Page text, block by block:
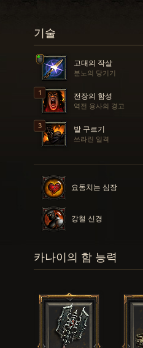
기술
고대의 작살
분노의 당기기
전장의 함성
역전 용사의 경고
발 구르기
쓰라린 일격
요동치는 심장
강철 신경
카나이의 함 능력